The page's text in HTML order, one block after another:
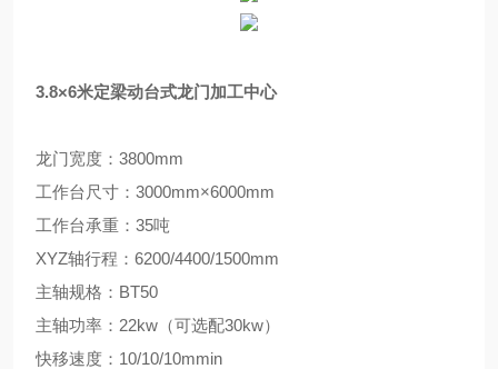
3.8×6米定梁动台式龙门加工中心
龙门宽度：3800mm
工作台尺寸：3000mm×6000mm
工作台承重：35吨
XYZ轴行程：6200/4400/1500mm
主轴规格：BT50
主轴功率：22kw（可选配30kw）
快移速度：10/10/10mmin